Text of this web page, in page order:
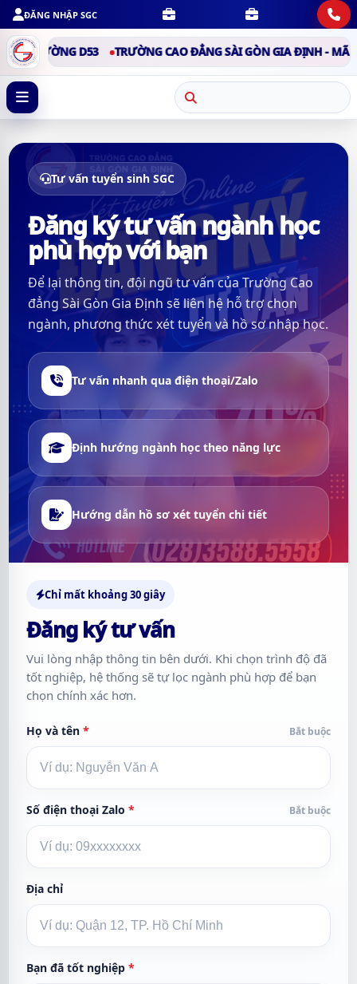
ĐĂNG NHẬP SGC
D53 TRƯỜNG CAO ĐẲNG SÀI GÒN GIA ĐỊNH - MÃ
Tư vấn tuyển sinh SGC
Đăng ký tư vấn ngành học
phù hợp với bạn
Để lại thông tin, đội ngũ tư vấn của Trường Cao
đẳng Sài Gòn Gia Định sẽ liên hệ hỗ trợ chọn
ngành, phương thức xét tuyển và hồ sơ nhập học.
Tư vấn nhanh qua điện thoại/Zalo
Định hướng ngành học theo năng lực
Hướng dẫn hồ sơ xét tuyển chi tiết
Chỉ mất khoảng 30 giây
Đăng ký tư vấn
Vui lòng nhập thông tin bên dưới. Khi chọn trình độ đã
tốt nghiệp, hệ thống sẽ tự lọc ngành phù hợp để bạn
chọn chính xác hơn.
Họ và tên * Bắt buộc
Số điện thoại Zalo * Bắt buộc
Địa chỉ
Bạn đã tốt nghiệp *